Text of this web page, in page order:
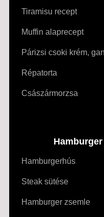
Tiramisu recept
Muffin alaprecept
Párizsi csoki krém,
Répatorta
Császármorzsa
Hamburgerhús
Steak sütése
Hamburger zsemle